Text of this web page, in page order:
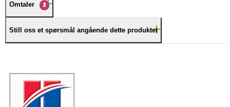
Omtaler 2
Still oss et spørsmål angående dette produktet